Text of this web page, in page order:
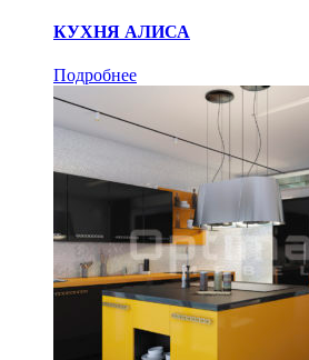
КУХНЯ АЛИСА
Подробнее